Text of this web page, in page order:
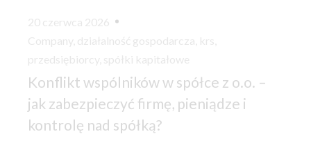
20 czerwca 2026
Company działalność gospodarcza krs
przedsiębiorcy
spółki kapitałowe
Konflikt wspólników w spółce z o.o. –
jak zabezpieczyć firmę, pieniądze i
kontrolę nad spółką?